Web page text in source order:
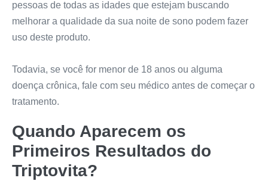
pessoas de todas as idades que estejam buscando
melhorar a qualidade da sua noite de sono podem fazer
uso deste produto.
Todavia, se você for menor de 18 anos ou alguma
doença crônica, fale com seu médico antes de começar o
tratamento.
Quando Aparecem os
Primeiros Resultados do
Triptovita?